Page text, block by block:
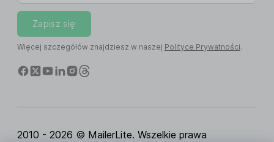
Zapisz się
Więcej szczegółów znajdziesz w naszej Polityce Prywatności.
2010 - 2026 © MailerLite. Wszelkie prawa